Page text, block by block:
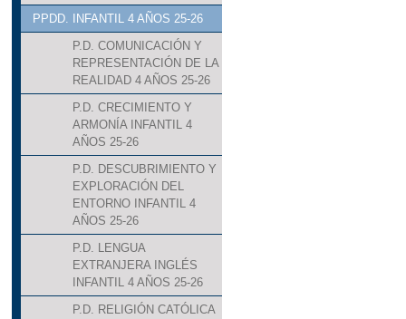
PPDD. INFANTIL 4 AÑOS 25-26
P.D. COMUNICACIÓN Y
REPRESENTACIÓN DE LA
REALIDAD 4 AÑOS 25-26
P.D. CRECIMIENTO Y
ARMONÍA INFANTIL 4
AÑOS 25-26
P.D. DESCUBRIMIENTO Y
EXPLORACIÓN DEL
ENTORNO INFANTIL 4
AÑOS 25-26
P.D. LENGUA
EXTRANJERA INGLÉS
INFANTIL 4 AÑOS 25-26
P.D. RELIGIÓN CATÓLICA